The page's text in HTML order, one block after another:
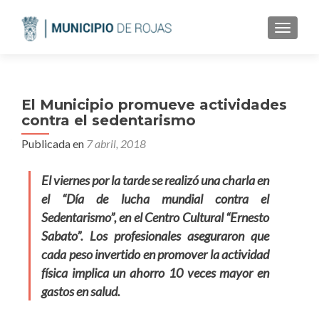
El Municipio promueve actividades
contra el sedentarismo
Publicada en 7 abril, 2018
El viernes por la tarde se realizó una charla en
el “Día de lucha mundial contra el
Sedentarismo”, en el Centro Cultural “Ernesto
Sabato”. Los profesionales aseguraron que
cada peso invertido en promover la actividad
física implica un ahorro 10 veces mayor en
gastos en salud.